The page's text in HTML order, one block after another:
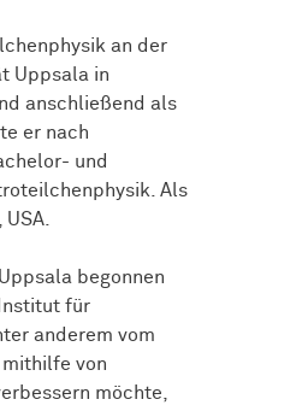
an der
Uppsala in
anschließend als
er nach
und
Als
begonnen
für
anderem vom
mithilfe von
möchte,